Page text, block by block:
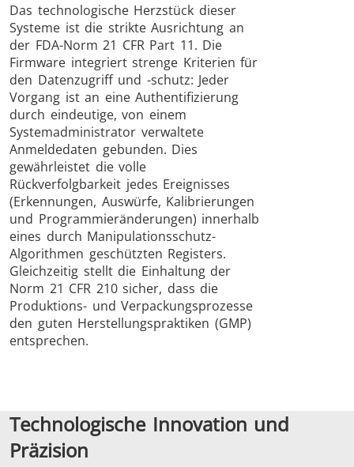
Das technologische Herzstück dieser
Systeme ist die strikte Ausrichtung an
der FDA-Norm 21 CFR Part 11. Die
Firmware integriert strenge Kriterien für
den Datenzugriff und -schutz: Jeder
Vorgang ist an eine Authentifizierung
durch eindeutige, von einem
Systemadministrator verwaltete
Anmeldedaten gebunden. Dies
gewährleistet die volle
Rückverfolgbarkeit jedes Ereignisses
(Erkennungen, Auswürfe, Kalibrierungen
und Programmieränderungen) innerhalb
eines durch Manipulationsschutz-
Algorithmen geschützten Registers.
Gleichzeitig stellt die Einhaltung der
Norm 21 CFR 210 sicher, dass die
Produktions- und Verpackungsprozesse
den guten Herstellungspraktiken (GMP)
entsprechen.
Technologische Innovation und
Präzision